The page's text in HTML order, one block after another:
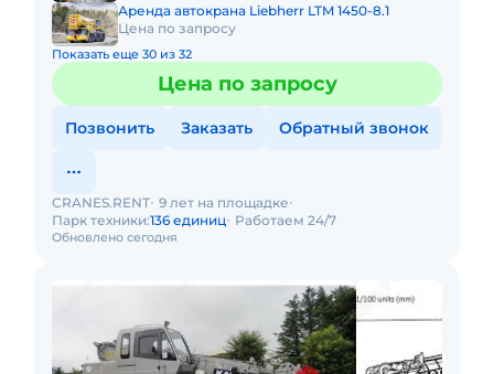
Аренда автокрана Liebherr LTM 1450-8.1
Цена по запросу
Показать еще 30 из 32
Цена по запросу
Позвонить Заказать Обратный звонок
Обновлено сегодня
CRANES.RENT 9 лет на площадке
Парк техники:136 единиц Работаем 24/7